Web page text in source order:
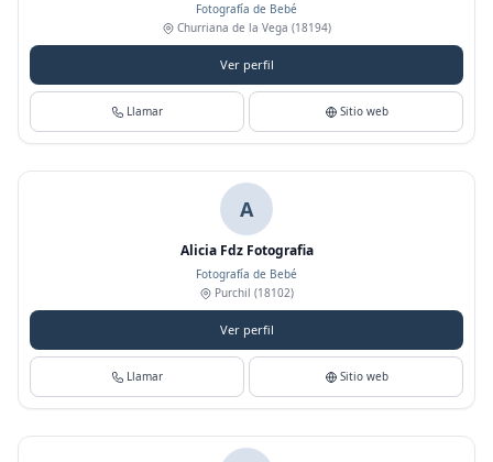
Fotografía de Bebé
Churriana de la Vega (18194)
Ver perfil
Llamar Sitio web
A
Alicia Fdz Fotografia
Fotografía de Bebé
Purchil (18102)
Ver perfil
Llamar Sitio web